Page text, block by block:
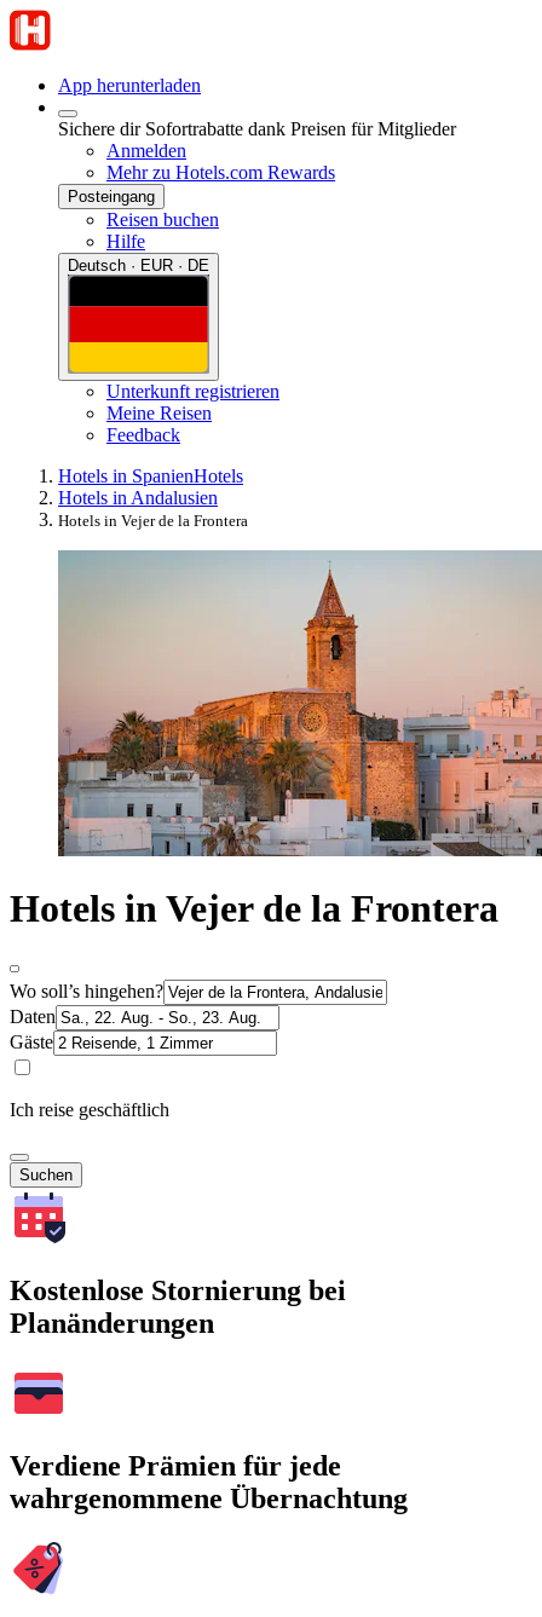
App herunterladen
Sichere dir Sofortrabatte dank Preisen für Mitglieder
Anmelden
Mehr zu Hotels.com Rewards
Posteingang
Reisen buchen
Hilfe
Deutsch · EUR · DE
Unterkunft registrieren
Meine Reisen
Feedback
Hotels in SpanienHotels
Hotels in Andalusien
Hotels in Vejer de la Frontera
Hotels in Vejer de la Frontera
Wo soll’s hingehen?
Daten
Gäste
Ich reise geschäftlich
Suchen
Kostenlose Stornierung bei
Planänderungen
Verdiene Prämien für jede
wahrgenommene Übernachtung